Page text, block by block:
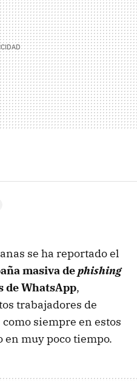
se ha reportado el
masiva dephishing
de WhatsApp,
trabajadores de
siempre en estos
en muy poco tiempo.